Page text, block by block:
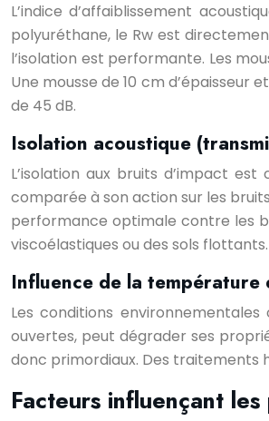
L’indice d’affaiblissement
polyuréthane, le Rw est
l’isolation est performante. Les
Une mousse de 10 cm d’épaisseur
de 45 dB.
Isolation acoustique
L’isolation aux bruits d’impact
comparée à son action sur les
performance optimale contre les
viscoélastiques ou des sols flottants.
Influence de la température
Les conditions
ouvertes, peut dégrader ses
donc primordiaux. Des traitements
Facteurs influençant